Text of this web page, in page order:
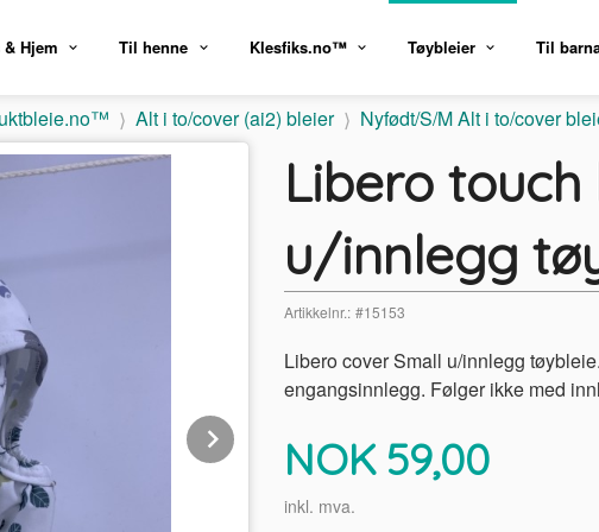
& Hjem Til henne Klesfiks.no™ Tøybleier Til
Alt i to/cover (ai2) bleier Nyfødt/S/M Alt i to/cover
Libero
u/innlegg
Artikkelnr.: #15153
Libero cover Small u/innlegg
engangsinnlegg. Følger ikke med
Pris
NOK 59,00
inkl. mva.